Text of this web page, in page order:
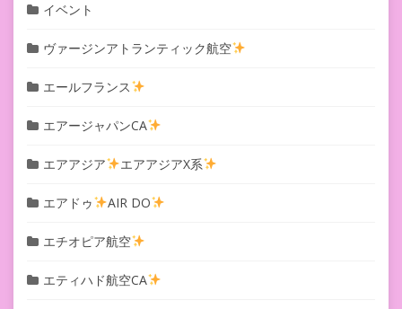
イベント
ヴァージンアトランティック航空
エールフランス
エアージャパンCA
エアアジア エアアジアX系
エアドゥ AIR DO
エチオピア航空
エティハド航空CA